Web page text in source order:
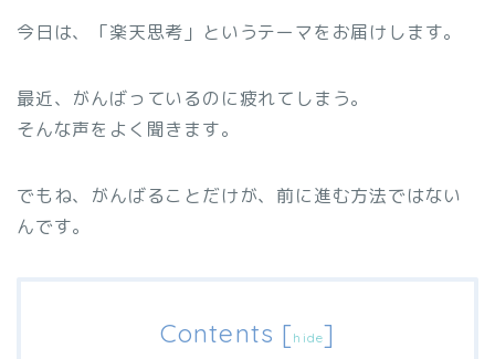
今日は、「楽天思考」というテーマをお届けします。
最近、がんばっているのに疲れてしまう。
そんな声をよく聞きます。
でもね、がんばることだけが、前に進む方法ではない
んです。
Contents [ hide]